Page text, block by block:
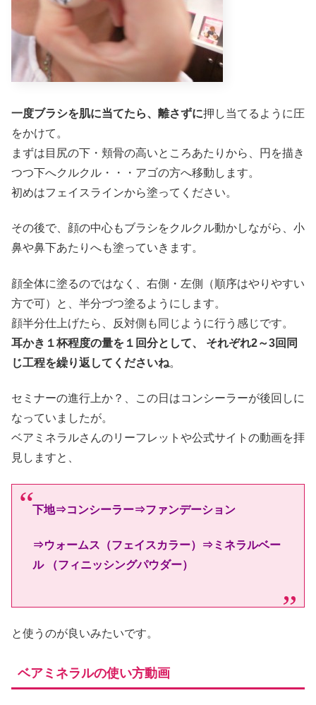
一度ブラシを肌に当てたら、離さずに押し当てるように圧
をかけて。
まずは目尻の下・頬骨の高いところあたりから、円を描き
つつ下へクルクル・・・アゴの方へ移動します。
初めはフェイスラインから塗ってください。
その後で、顔の中心もブラシをクルクル動かしながら、小
鼻や鼻下あたりへも塗っていきます。
顔全体に塗るのではなく、右側・左側（順序はやりやすい
方で可）と、半分づつ塗るようにします。
顔半分仕上げたら、反対側も同じように行う感じです。
耳かき１杯程度の量を１回分として、 それぞれ2～3回同
じ工程を繰り返してくださいね。
セミナーの進行上か？、この日はコンシーラーが後回しに
なっていましたが。
ベアミネラルさんのリーフレットや公式サイトの動画を拝
見しますと、
下地⇒コンシーラー⇒ファンデーション
⇒ウォームス（フェイスカラー）⇒ミネラルベー
ル （フィニッシングパウダー）
と使うのが良いみたいです。
ベアミネラルの使い方動画